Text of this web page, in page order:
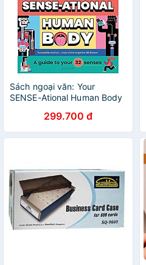
Sách ngoại văn: Your
SENSE-Ational Human Body
299.700 đ